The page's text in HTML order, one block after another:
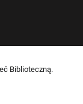
Biblioteczną.